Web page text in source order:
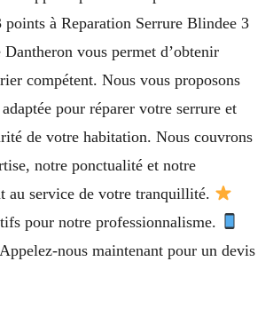
points à Reparation Serrure Blindee 3
vous permet d’obtenir
compétent. Nous vous proposons
pour réparer votre serrure et
de votre habitation. Nous couvrons
notre ponctualité et notre
au service de votre tranquillité.
pour notre professionnalisme.
nous maintenant pour un devis